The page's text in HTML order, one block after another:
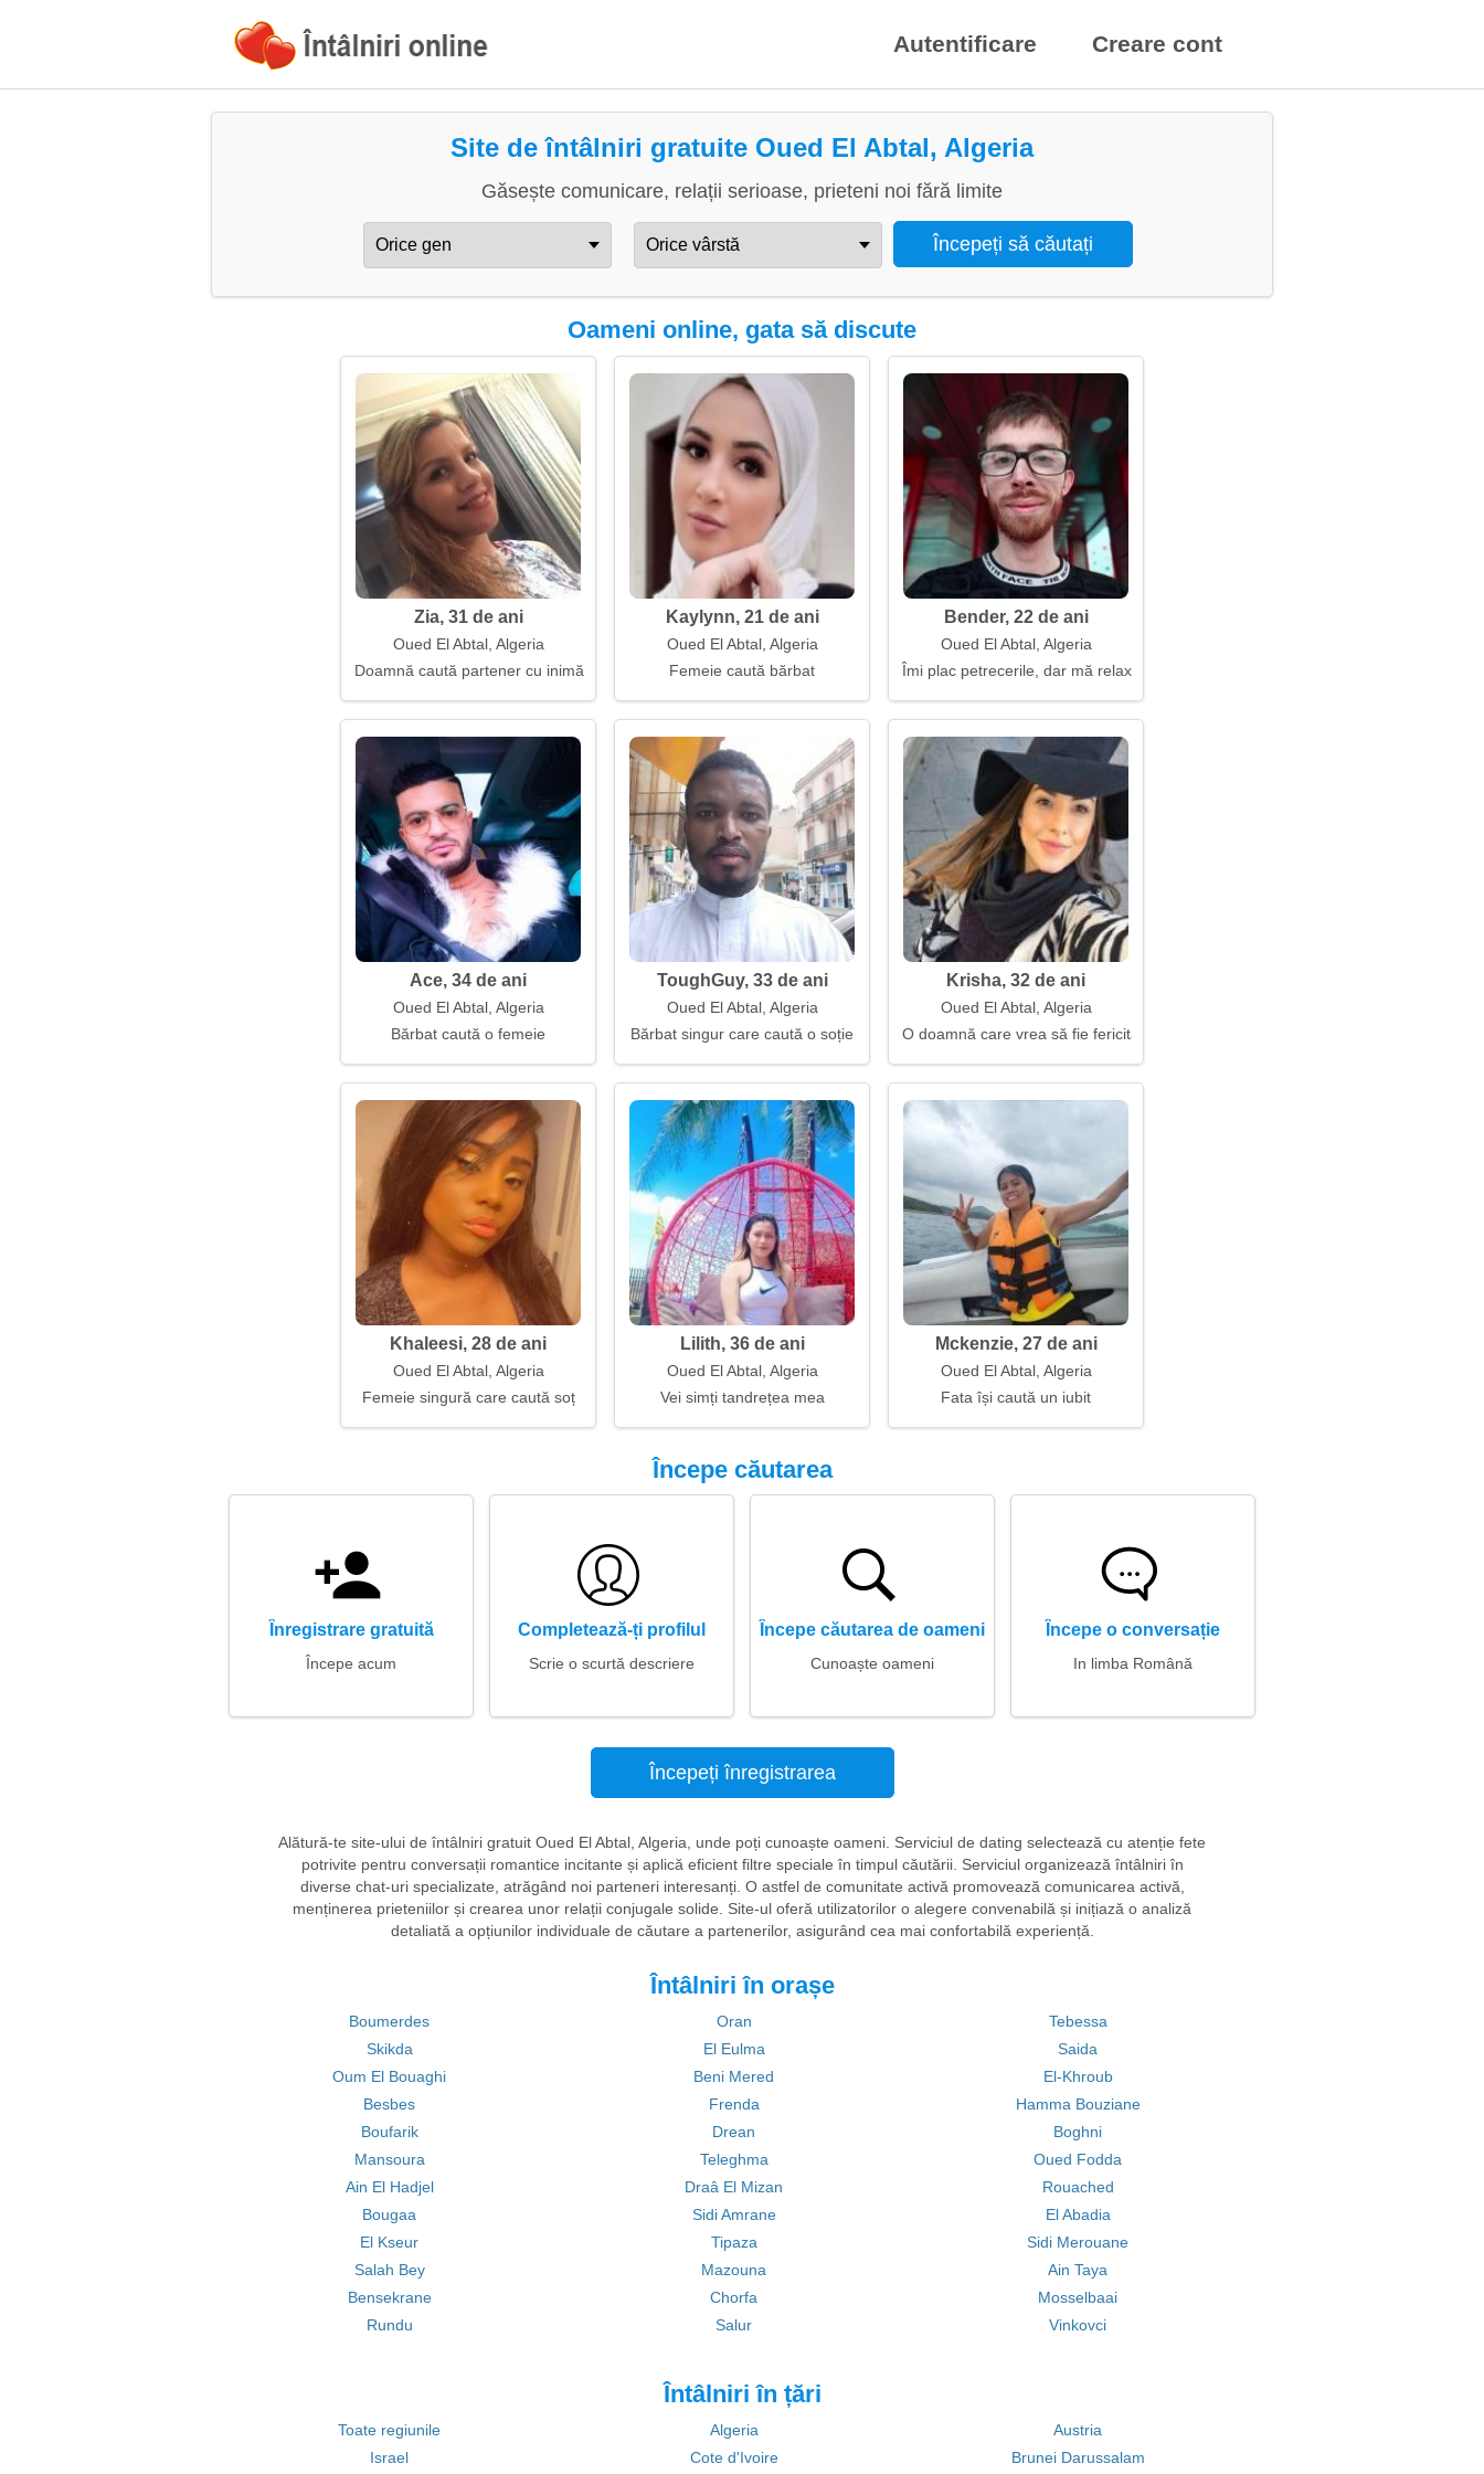
Autentificare Creare cont
Site de întâlniri gratuite Oued El Abtal, Algeria
Găsește comunicare, relații serioase, prieteni noi fără limite
Oameni online, gata să discute
Zia, 31 de ani
Oued El Abtal, Algeria
Doamnă caută partener cu inimă bună și onestitate
Kaylynn, 21 de ani
Oued El Abtal, Algeria
Femeie caută bărbat
Bender, 22 de ani
Oued El Abtal, Algeria
Îmi plac petrecerile, dar mă relaxez acasă cu o carte
Ace, 34 de ani
Oued El Abtal, Algeria
Bărbat caută o femeie
ToughGuy, 33 de ani
Oued El Abtal, Algeria
Bărbat singur care caută o soție
Krisha, 32 de ani
Oued El Abtal, Algeria
O doamnă care vrea să fie fericită împreună
Khaleesi, 28 de ani
Oued El Abtal, Algeria
Femeie singură care caută soț
Lilith, 36 de ani
Oued El Abtal, Algeria
Vei simți tandrețea mea
Mckenzie, 27 de ani
Oued El Abtal, Algeria
Fata își caută un iubit
Începe căutarea
Înregistrare gratuită
Începe acum
Completează-ți profilul
Scrie o scurtă descriere
Începe căutarea de oameni
Cunoaște oameni
Începe o conversație
In limba Română
Începeți înregistrarea
Alătură-te site-ului de întâlniri gratuit Oued El Abtal, Algeria, unde poți cunoaște oameni. Serviciul de dating selectează cu atenție fete
potrivite pentru conversații romantice incitante și aplică eficient filtre speciale în timpul căutării. Serviciul organizează întâlniri în
diverse chat-uri specializate, atrăgând noi parteneri interesanți. O astfel de comunitate activă promovează comunicarea activă,
menținerea prieteniilor și crearea unor relații conjugale solide. Site-ul oferă utilizatorilor o alegere convenabilă și inițiază o analiză
detaliată a opțiunilor individuale de căutare a partenerilor, asigurând cea mai confortabilă experiență.
Întâlniri în orașe
Boumerdes Oran
Tebessa
Skikda
El Eulma
Saida
Oum El Bouaghi
Beni Mered
El-Khroub
Besbes
Frenda
Hamma Bouziane
Boufarik
Drean
Boghni
Mansoura
Teleghma
Oued Fodda
Ain El Hadjel
Draâ El Mizan
Rouached
Bougaa
Sidi Amrane
El Abadia
El Kseur
Tipaza
Sidi Merouane
Salah Bey
Mazouna
Ain Taya
Bensekrane
Chorfa
Mosselbaai
Rundu
Salur Vinkovci
Întâlniri în țări
Toate regiunile Algeria
Austria
Israel
Cote d'Ivoire Brunei Darussalam